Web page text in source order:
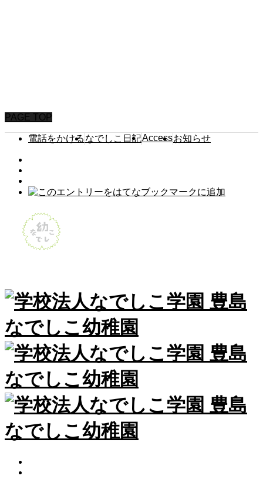
PAGE TOP
電話をかける なでしこ日記Accessお知らせ